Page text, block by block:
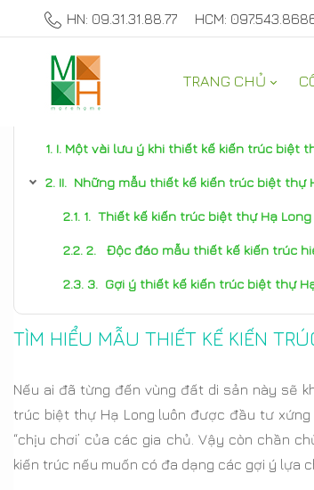
HN: 09.31.31.88.77 HCM:
TRANG CHỦ
TƯ VẤN NỘI THẤT NHÀ
I. Một vài lưu ý khi thiết kế kiến trúc biệt
II. Những mẫu thiết kế kiến trúc biệt thự
1. Thiết kế kiến trúc biệt thự Hạ
2. Độc đáo mẫu thiết kế kiến trúc
3. Gợi ý thiết kế kiến trúc biệt thự
TÌM HIỂU MẪU THIẾT KẾ KIẾN
Nếu ai đã từng đến vùng đất di sản này sẽ
trúc biệt thự Hạ Long luôn được đầu tư
“chịu chơi’ của các gia chủ. Vậy còn chần
kiến trúc nếu muốn có đa dạng các gợi ý lựa